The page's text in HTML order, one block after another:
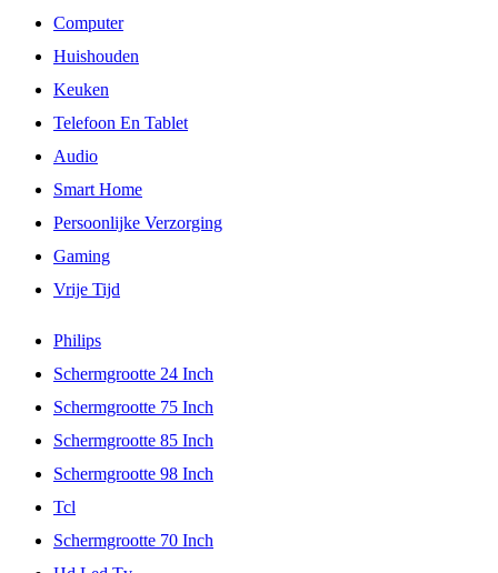
Computer
Huishouden
Keuken
Telefoon En Tablet
Audio
Smart Home
Persoonlijke Verzorging
Gaming
Vrije Tijd
Philips
Schermgrootte 24 Inch
Schermgrootte 75 Inch
Schermgrootte 85 Inch
Schermgrootte 98 Inch
Tcl
Schermgrootte 70 Inch